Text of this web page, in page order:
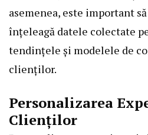
asemenea, este important
înțeleagă datele colectate
tendințele și modelele de
clienților.
Personalizarea
Clienților